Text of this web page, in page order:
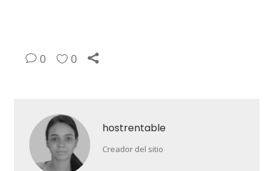
0 0
hostrentable
Creador del sitio